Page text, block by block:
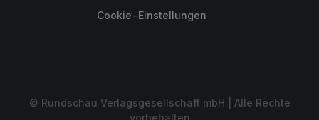
Cookie-Einstellungen
© Rundschau Verlagsgesellschaft mbH | Alle Rechte
vorbehalten